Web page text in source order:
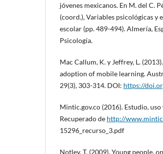
jóvenes mexicanos. En M. del C.
(coord.), Variables psicológicas y
escolar (pp. 489-494). Almería,
Psicología.
Mac Callum, K. y Jeffrey, L.
adoption of mobile learning.
29(3), 303-314. DOI: https://
Mintic.gov.co (2016). Estudio,
Recuperado de http://
15296_recurso_3.pdf
Notley, T. (2009). Young people,